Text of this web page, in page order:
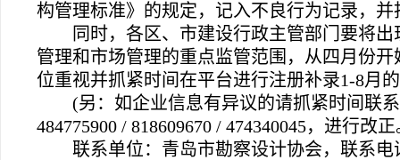
构管理标准》的规定，记入不良行为记录，
同时，各区、市建设行政主管部门要将
管理和市场管理的重点监管范围，从四月份
位重视并抓紧时间在平台进行注册补录1-8月
(另：如企业信息有异议的请抓紧时间联
484775900 / 818609670 / 474340045，进行改
联系单位：青岛市勘察设计协会，联系电